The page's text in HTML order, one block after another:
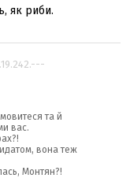
як риби.
та й
вас.
вона теж
Монтян?!